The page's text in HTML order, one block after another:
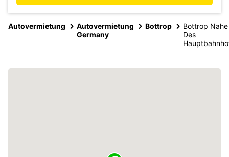
Autovermietung
Autovermietung
Germany
Bottrop
Bottrop Nahe
Des